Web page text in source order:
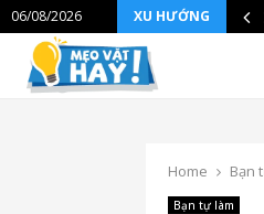
06/08/2026 XU HƯỚNG
Home Bạn
Bạn tự làm